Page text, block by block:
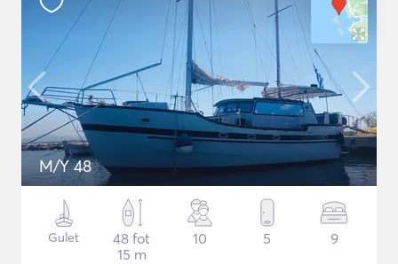
M/Y 48
Gulet
48 fot
15 m
10 5 9